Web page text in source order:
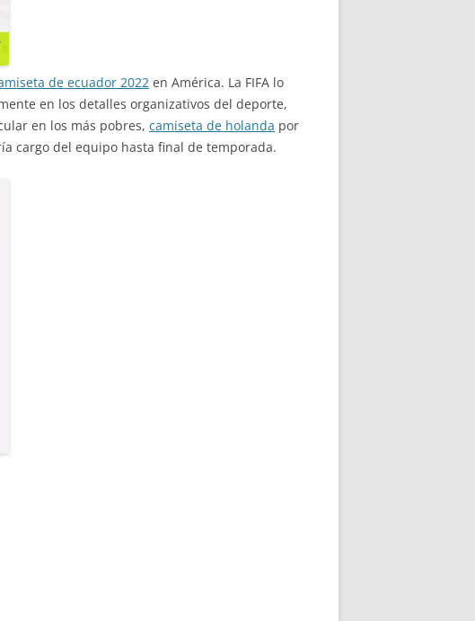
de ecuador 2022 en América. La FIFA lo
en los detalles organizativos del deporte,
en los más pobres, camiseta de holanda por
cargo del equipo hasta final de temporada.